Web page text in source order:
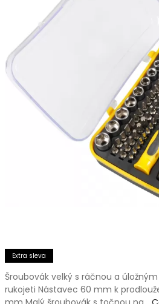
Extra sleva
Šroubovák velký s ráčnou a
rukojeti Nástavec 60 mm k